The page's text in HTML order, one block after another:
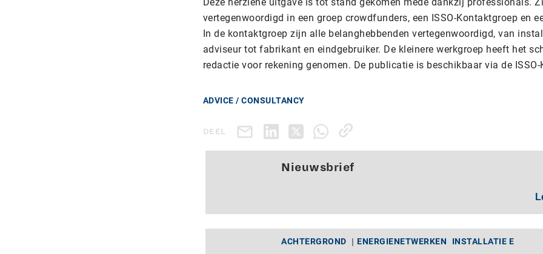
Deze herziene uitgave is tot stand gekomen mede dankzij professionals.
vertegenwoordigd in een groep crowdfunders, een ISSO-Kontaktgroep en
In de kontaktgroep zijn alle belanghebbenden vertegenwoordigd, van
adviseur tot fabrikant en eindgebruiker. De kleinere werkgroep heeft het
redactie voor rekening genomen. De publicatie is beschikbaar via de ISSO-
ADVICE / CONSULTANCY
DEEL
Nieuwsbrief
ACHTERGROND ENERGIENETWERKEN INSTALLATIE E